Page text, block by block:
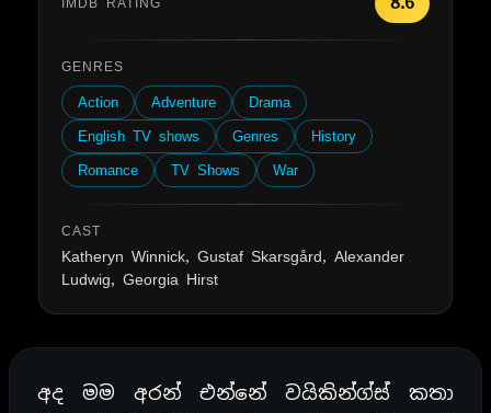
GENRES
Action Adventure
Drama
English TV shows
Genres
History
Romance
TV Shows War
CAST
Katheryn Winnick, Gustaf Skarsgård, Alexander
Ludwig, Georgia Hirst
අද මම අරන් එන්නේ වයිකින්ග්ස් කතා